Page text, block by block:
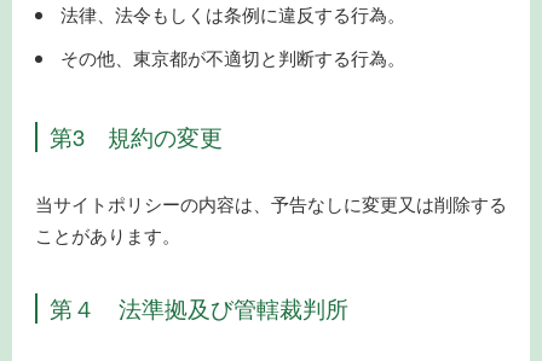
法律、法令もしくは条例に違反する行為。
その他、東京都が不適切と判断する行為。
第3 規約の変更
当サイトポリシーの内容は、予告なしに変更又は削除する
ことがあります。
第４ 法準拠及び管轄裁判所